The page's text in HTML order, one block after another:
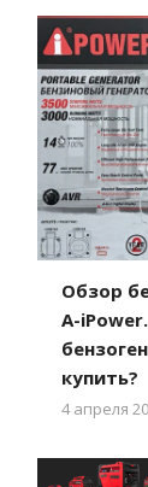
Обзор
A-
купить?
4 апреля